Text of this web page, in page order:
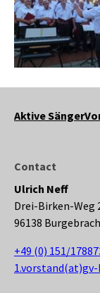
Aktive Sänger
Contact
Ulrich Neff
Drei-Birken-Weg
96138 Burgebrach
+49 (0) 151/